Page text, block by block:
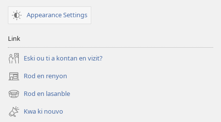
Appearance Settings
Link
Eski ou ti a kontan en vizit?
Rod en renyon
(opens
new
window)
Rod en lasanble
(opens
new
window)
Kwa ki nouvo